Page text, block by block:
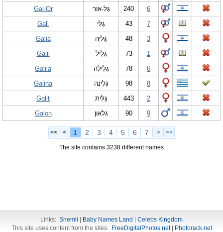
Gal-Or
גַּל-אוֹר 240
6
Gali
גַּלִּי 43
7
Galia
גַּלְיָה 48
3
Galil
גָּלִיל 73
1
Galila
גָּלִילָה 78
6
Galina
גָּלִינָה 98
8
Galit
גַּלִּית 443
2
Galon
גלאון 90 9
<< < 1 2 3 4 5 6 7 > >>
The site contains 3238 different names
Links: Shemli Baby Names Land
Celebs Kingdom
This site uses content from the sites: FreeDigitalPhotos.net| Photorack.net